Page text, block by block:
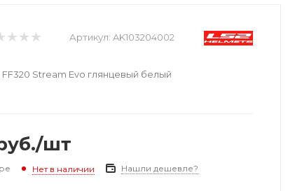
Артикул: AK103204002
Stream Evo глянцевый белый
/шт
Нет в наличии Нашли дешевле?